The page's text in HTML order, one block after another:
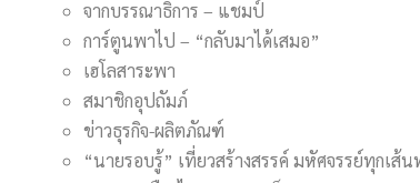
จากบรรณาธิการ – แชมป์
การ์ตูนพาไป – “กลับมาได้เสมอ”
เฮโลสาระพา
สมาชิกอุปถัมภ์
ข่าวธุรกิจ-ผลิตภัณฑ์
“นายรอบรู้” เที่ยวสร้างสรรค์ มหัศจรรย์ทุกเ